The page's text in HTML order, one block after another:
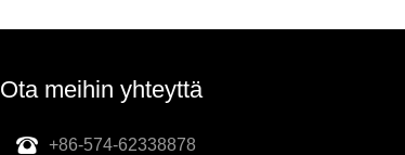
Ota meihin yhteyttä
+86-574-62338878